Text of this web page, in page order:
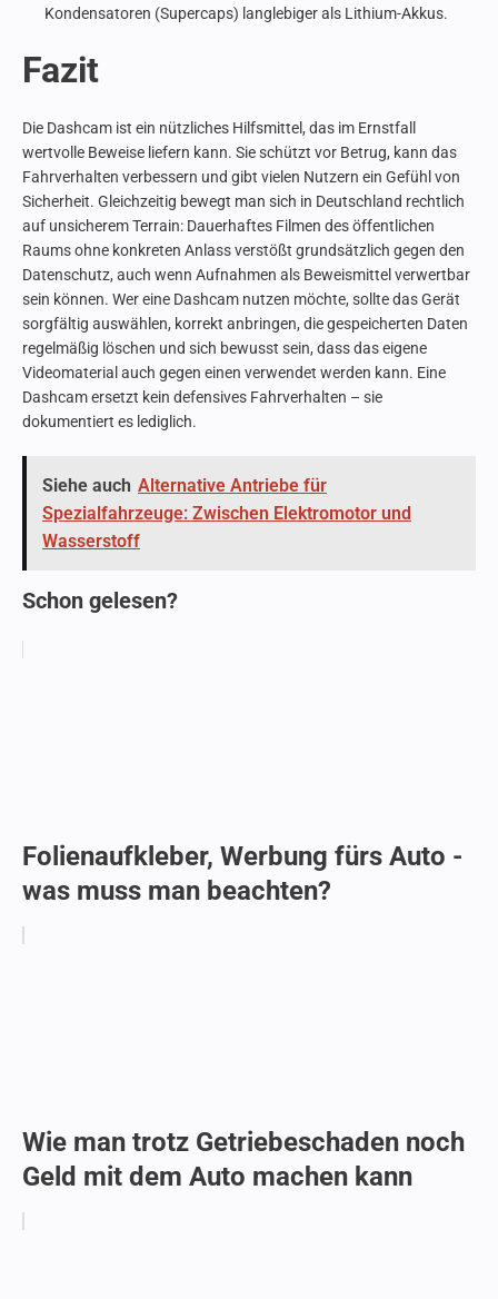
Kondensatoren (Supercaps) langlebiger als Lithium-Akkus.
Fazit
Die Dashcam ist ein nützliches Hilfsmittel, das im Ernstfall
wertvolle Beweise liefern kann. Sie schützt vor Betrug, kann das
Fahrverhalten verbessern und gibt vielen Nutzern ein Gefühl von
Sicherheit. Gleichzeitig bewegt man sich in Deutschland rechtlich
auf unsicherem Terrain: Dauerhaftes Filmen des öffentlichen
Raums ohne konkreten Anlass verstößt grundsätzlich gegen den
Datenschutz, auch wenn Aufnahmen als Beweismittel verwertbar
sein können. Wer eine Dashcam nutzen möchte, sollte das Gerät
sorgfältig auswählen, korrekt anbringen, die gespeicherten Daten
regelmäßig löschen und sich bewusst sein, dass das eigene
Videomaterial auch gegen einen verwendet werden kann. Eine
Dashcam ersetzt kein defensives Fahrverhalten – sie
dokumentiert es lediglich.
Siehe auch Alternative Antriebe für
Spezialfahrzeuge: Zwischen Elektromotor und
Wasserstoff
Schon gelesen?
Folienaufkleber, Werbung fürs Auto -
was muss man beachten?
Wie man trotz Getriebeschaden noch
Geld mit dem Auto machen kann